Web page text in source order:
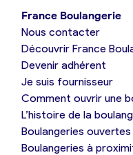
Je suis boulanger
Je découvre
Mes tarifs
France Boulangerie
Nous contacter
Découvrir France
Devenir adhérent
Je suis fournisseur
Comment ouvrir une
L’histoire de la
Boulangeries ouvertes
Boulangeries à